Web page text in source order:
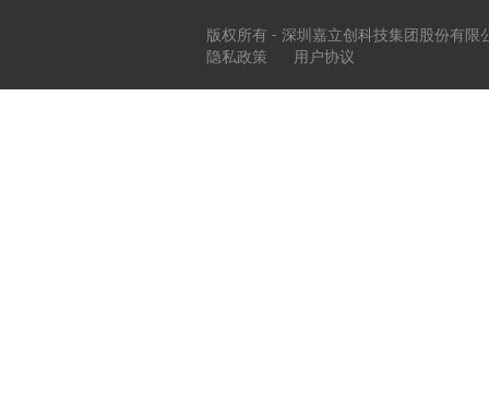
版权所有 - 深圳嘉立创科技集团股份有限
隐私政策
用户协议